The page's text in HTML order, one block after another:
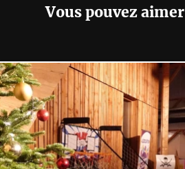
Vous pouvez aimer